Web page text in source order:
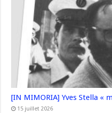
[IN MIMORIA] Yves Stella «
15 juillet 2026